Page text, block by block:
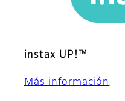
instax UP!™
Más información